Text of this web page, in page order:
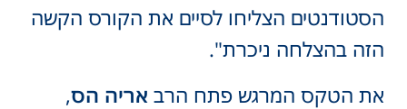
הסטודנטים הצליחו לסיים את הקורס הקשה
הזה בהצלחה ניכרת".
את הטקס המרגש פתח הרב אריה הס,